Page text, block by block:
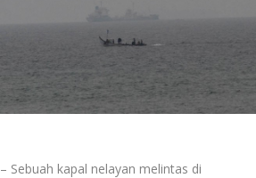
– Sebuah kapal nelayan melintas di